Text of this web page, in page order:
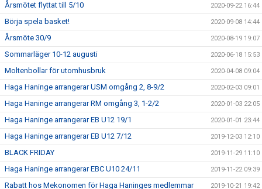
Årsmötet flyttat till 5/10 2020-09-22 16:44
Börja spela basket! 2020-09-08 14:44
Årsmöte 30/9 2020-08-19 19:07
Sommarläger 10-12 augusti 2020-06-18 15:53
Moltenbollar för utomhusbruk 2020-04-08 09:04
Haga Haninge arrangerar USM omgång 2, 8-9/2 2020-02-03 09:01
Haga Haninge arrangerar RM omgång 3, 1-2/2 2020-01-03 22:05
Haga Haninge arrangerar EB U12 19/1 2020-01-01 23:44
Haga Haninge arrangerar EB U12 7/12 2019-12-03 12:10
BLACK FRIDAY 2019-11-29 11:10
Haga Haninge arrangerar EBC U10 24/11 2019-11-22 09:39
Rabatt hos Mekonomen för Haga Haninges medlemmar 2019-10-21 19:42